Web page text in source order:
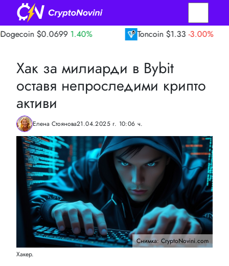
$0.0699 1.40% $1.33 -3.00%
Хак за милиарди в Bybit
оставя непроследими крипто
активи
Елена Стоянова21.04.2025 г. 10:06 ч.
Снимка: CryptoNovini.com
Хакер.